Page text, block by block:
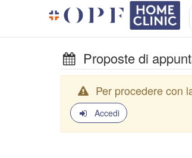
Proposte di
Per procedere con
Accedi